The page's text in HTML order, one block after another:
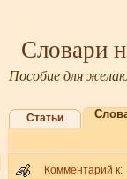
Словари
Пособие для
Статьи
Комментарий к: